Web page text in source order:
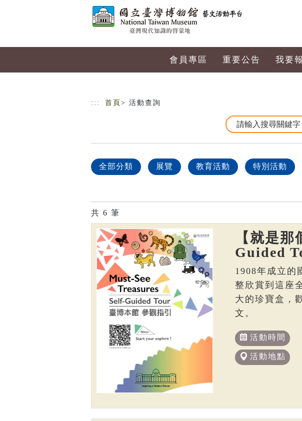
會員專區 重要公告 我要
::: 首頁 > 活動查詢
全部分類 展覽 教育活動 特別活動
共 6 筆
【就是
Guided
1908年成立的
整欣賞到這座
大的珍寶盒，
文。
活動時間
活動地點